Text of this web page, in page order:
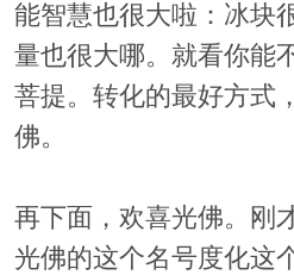
能智慧也很大啦：冰块
量也很大哪。就看你能
菩提。转化的最好方式
佛。
再下面，欢喜光佛。刚
光佛的这个名号度化这